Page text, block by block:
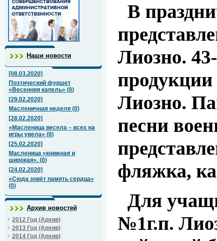
Наши новости
[08.03.2020]
Поэтический фуршет
«Весенняя капель» (0)
[29.02.2020]
Масленичная неделя (0)
[28.02.2020]
«Масленица весела – всех на
игры увела» (0)
[25.02.2020]
Масленица «книжная и
широкая». (0)
[24.02.2020]
«Сюда зовёт память сердца»
(0)
Архив новостей
2012 Год (Архив)
2013 Год (Архив)
2014 Год (Архив)
В
Лиозно.
Лиозно.
песни
фляжка,
Для
№1г.п.